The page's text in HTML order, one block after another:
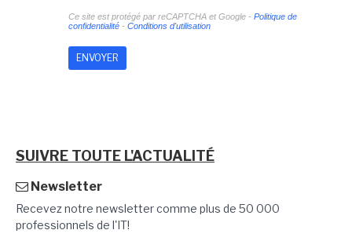
Ce site est protégé par reCAPTCHA et Google - Politique de
confidentialité- Conditions d'utilisation
SUIVRE TOUTE L'ACTUALITÉ
Newsletter
Recevez notre newsletter comme plus de 50 000
professionnels de l'IT!